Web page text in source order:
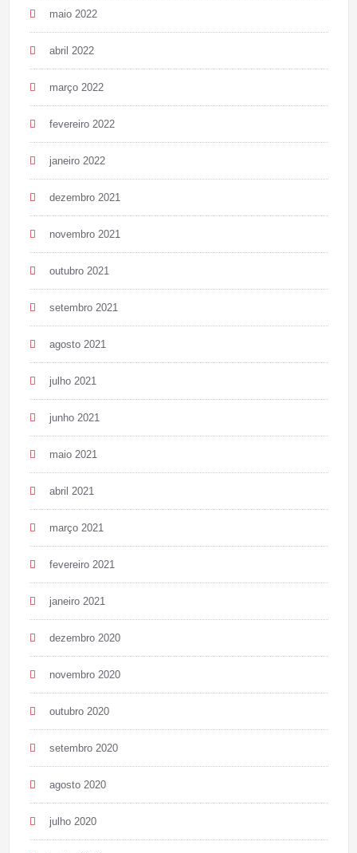
maio 2022
abril 2022
março 2022
fevereiro 2022
janeiro 2022
dezembro 2021
novembro 2021
outubro 2021
setembro 2021
agosto 2021
julho 2021
junho 2021
maio 2021
abril 2021
março 2021
fevereiro 2021
janeiro 2021
dezembro 2020
novembro 2020
outubro 2020
setembro 2020
agosto 2020
julho 2020